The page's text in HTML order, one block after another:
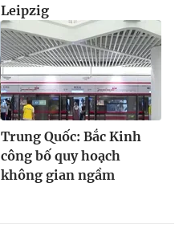
Leipzig
Trung Quốc: Bắc Kinh
công bố quy hoạch
không gian ngầm